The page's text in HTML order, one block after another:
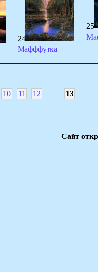
24
Мафффутка
25
10 11 12 13
Сайт